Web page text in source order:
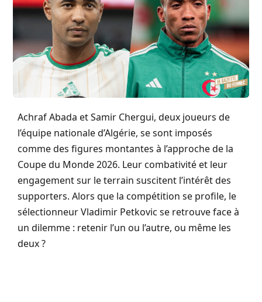
Achraf Abada et Samir Chergui, deux joueurs de
l’équipe nationale d’Algérie, se sont imposés
comme des figures montantes à l’approche de la
Coupe du Monde 2026. Leur combativité et leur
engagement sur le terrain suscitent l’intérêt des
supporters. Alors que la compétition se profile, le
sélectionneur Vladimir Petkovic se retrouve face à
un dilemme : retenir l’un ou l’autre, ou même les
deux ?